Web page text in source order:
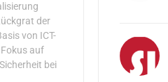
der
von ICT-
auf
bei